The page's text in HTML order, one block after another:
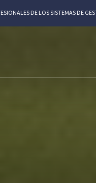
DE LOS SISTEMAS DE